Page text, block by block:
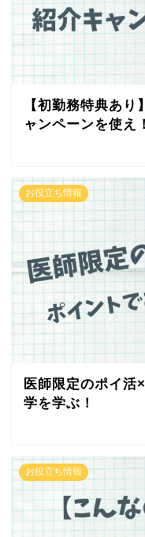
【初勤務特典あ
ャンペーンを使え！
お役立ち情報
医師限定のポイ活
学を学ぶ！
お役立ち情報